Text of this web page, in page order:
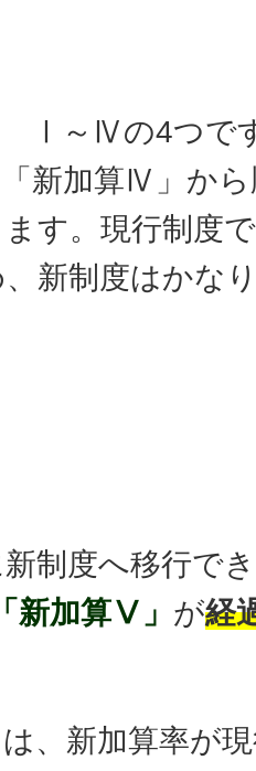
Ⅰ～Ⅳの4つで
新加算Ⅳ」か
す。現行制度
新制度はかな
制度へ移行で
「新加算Ⅴ」 が経
、新加算率が